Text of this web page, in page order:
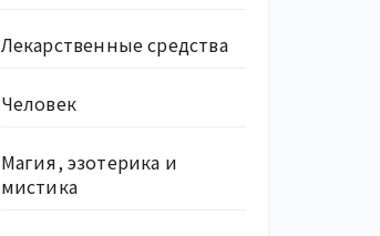
Лекарственные средства
Человек
Магия, эзотерика и
мистика